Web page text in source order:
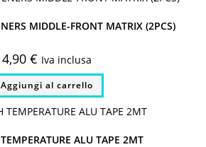
MIDDLE-FRONT MATRIX (2PCS)
4,90 € Iva inclusa
Aggiungi al carrello
ALU TAPE 2MT